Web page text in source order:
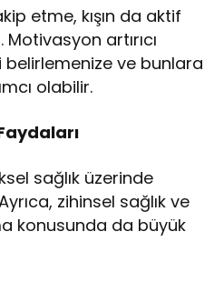
etme, kışın da aktif
artırıcı
belirlemenize ve bunlara
olabilir.
sağlık üzerinde
zihinsel sağlık ve
konusunda da büyük